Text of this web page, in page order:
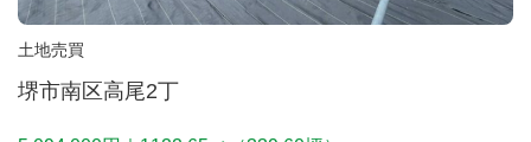
土地売買
堺市南区高尾2丁